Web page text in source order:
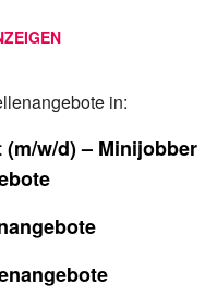
in:
w/d) – Minijobber